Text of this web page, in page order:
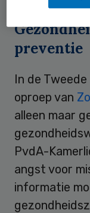
preventie
In de
oproep van
alleen maar
PvdA-
angst voor
informatie